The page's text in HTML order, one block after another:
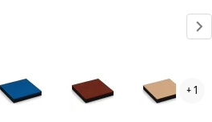
Himmelblå Murstenrød
+ 1